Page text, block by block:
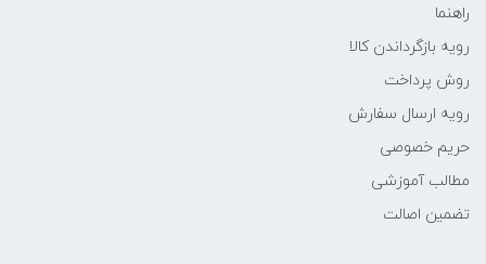
راهنما
رویه‌ بازگرداندن کالا
روش پرداخت
رویه ارسال سفارش
حریم خصوصی
مطالب آموزشی
تضمین اصالت